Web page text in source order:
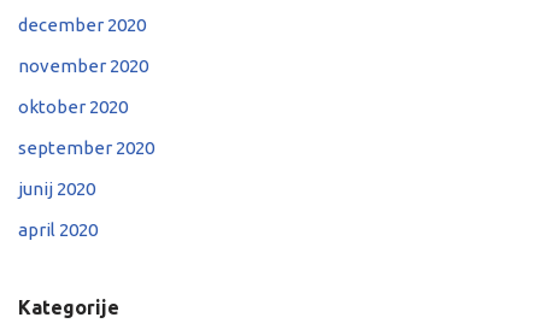
december 2020
november 2020
oktober 2020
september 2020
junij 2020
april 2020
Kategorije